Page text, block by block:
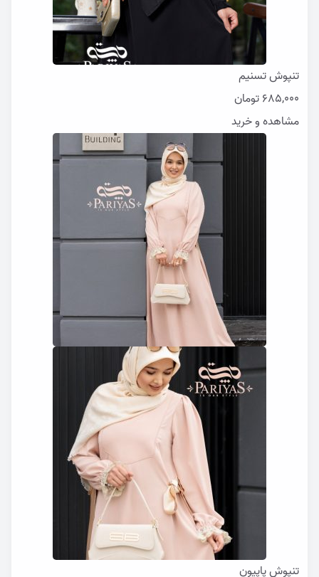
تنپوش تسنیم
685,000تومان
مشاهده و خرید
تنپوش پاپیون